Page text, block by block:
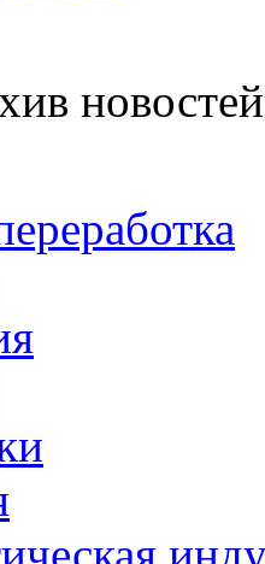
новостей